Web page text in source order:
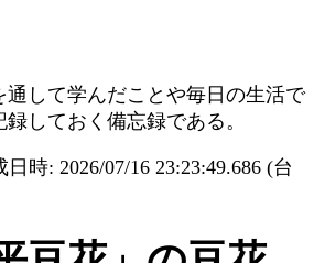
通して学んだことや毎日の生活で
しておく備忘録である。
時: 2026/07/16 23:23:49.686 (台